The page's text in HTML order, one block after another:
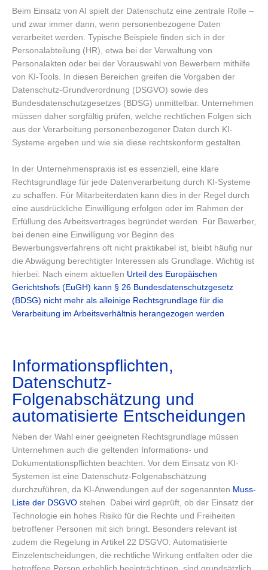
Beim Einsatz von AI spielt der Datenschutz eine zentrale Rolle –
und zwar immer dann, wenn personenbezogene Daten
verarbeitet werden. Typische Beispiele finden sich in der
Personalabteilung (HR), etwa bei der Verwaltung von
Personalakten oder bei der Vorauswahl von Bewerbern mithilfe
von KI-Tools. In diesen Bereichen greifen die Vorgaben der
Datenschutz-Grundverordnung (DSGVO) sowie des
Bundesdatenschutzgesetzes (BDSG) unmittelbar. Unternehmen
müssen daher sorgfältig prüfen, welche rechtlichen Folgen sich
aus der Verarbeitung personenbezogener Daten durch KI-
Systeme ergeben und wie sie diese rechtskonform gestalten.
In der Unternehmenspraxis ist es essenziell, eine klare
Rechtsgrundlage für jede Datenverarbeitung durch KI-Systeme
zu schaffen. Für Mitarbeiterdaten kann dies in der Regel durch
eine ausdrückliche Einwilligung erfolgen oder im Rahmen der
Erfüllung des Arbeitsvertrages begründet werden. Für Bewerber,
bei denen eine Einwilligung vor Beginn des
Bewerbungsverfahrens oft nicht praktikabel ist, bleibt häufig nur
die Abwägung berechtigter Interessen als Grundlage. Wichtig ist
hierbei: Nach einem aktuellen Urteil des Europäischen
Gerichtshofs (EuGH) kann § 26 Bundesdatenschutzgesetz
(BDSG) nicht mehr als alleinige Rechtsgrundlage für die
Verarbeitung im Arbeitsverhältnis herangezogen werden
Informationspflichten,
Datenschutz-
Folgenabschätzung und
automatisierte Entscheidungen
Neben der Wahl einer geeigneten Rechtsgrundlage müssen
Unternehmen auch die geltenden Informations- und
Dokumentationspflichten beachten. Vor dem Einsatz von KI-
Systemen ist eine Datenschutz-Folgenabschätzung
durchzuführen, da KI-Anwendungen auf der sogenannten Muss-
Liste der DSGVO stehen. Dabei wird geprüft, ob der Einsatz der
Technologie ein hohes Risiko für die Rechte und Freiheiten
betroffener Personen mit sich bringt. Besonders relevant ist
zudem die Regelung in Artikel 22 DSGVO: Automatisierte
Einzelentscheidungen, die rechtliche Wirkung entfalten oder die